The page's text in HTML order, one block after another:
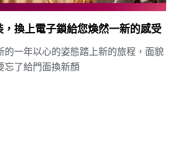
，換上電子鎖給您煥然一新的感受
的一年以心的姿態踏上新的旅程，面貌
忘了給門面換新顏